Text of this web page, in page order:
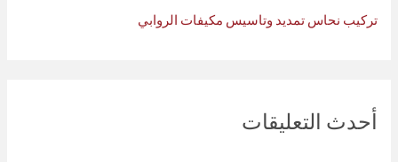
تركيب نحاس تمديد وتاسيس مكيفات الروابي
أحدث التعليقات